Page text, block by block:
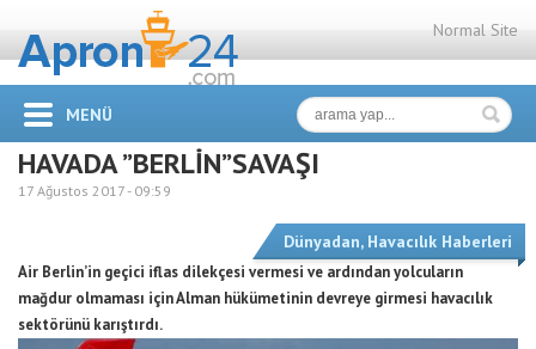
Normal Site
MENÜ
HAVADA ”BERLİN”SAVAŞI
17 Ağustos 2017 - 09:59
Dünyadan, Havacılık Haberleri
Air Berlin’in geçici iflas dilekçesi vermesi ve ardından yolcuların
mağdur olmaması için Alman hükümetinin devreye girmesi havacılık
sektörünü karıştırdı.